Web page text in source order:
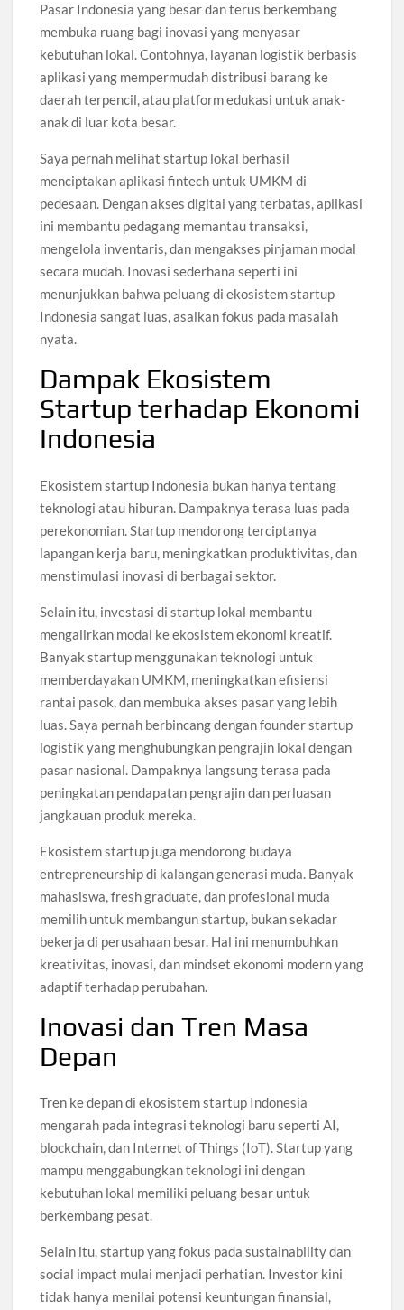
Pasar Indonesia yang besar dan terus berkembang
membuka ruang bagi inovasi yang menyasar
kebutuhan lokal. Contohnya, layanan logistik berbasis
aplikasi yang mempermudah distribusi barang ke
daerah terpencil, atau platform edukasi untuk anak-
anak di luar kota besar.
Saya pernah melihat startup lokal berhasil
menciptakan aplikasi fintech untuk UMKM di
pedesaan. Dengan akses digital yang terbatas, aplikasi
ini membantu pedagang memantau transaksi,
mengelola inventaris, dan mengakses pinjaman modal
secara mudah. Inovasi sederhana seperti ini
menunjukkan bahwa peluang di ekosistem startup
Indonesia sangat luas, asalkan fokus pada masalah
nyata.
Dampak Ekosistem
Startup terhadap Ekonomi
Indonesia
Ekosistem startup Indonesia bukan hanya tentang
teknologi atau hiburan. Dampaknya terasa luas pada
perekonomian. Startup mendorong terciptanya
lapangan kerja baru, meningkatkan produktivitas, dan
menstimulasi inovasi di berbagai sektor.
Selain itu, investasi di startup lokal membantu
mengalirkan modal ke ekosistem ekonomi kreatif.
Banyak startup menggunakan teknologi untuk
memberdayakan UMKM, meningkatkan efisiensi
rantai pasok, dan membuka akses pasar yang lebih
luas. Saya pernah berbincang dengan founder startup
logistik yang menghubungkan pengrajin lokal dengan
pasar nasional. Dampaknya langsung terasa pada
peningkatan pendapatan pengrajin dan perluasan
jangkauan produk mereka.
Ekosistem startup juga mendorong budaya
entrepreneurship di kalangan generasi muda. Banyak
mahasiswa, fresh graduate, dan profesional muda
memilih untuk membangun startup, bukan sekadar
bekerja di perusahaan besar. Hal ini menumbuhkan
kreativitas, inovasi, dan mindset ekonomi modern yang
adaptif terhadap perubahan.
Inovasi dan Tren Masa
Depan
Tren ke depan di ekosistem startup Indonesia
mengarah pada integrasi teknologi baru seperti AI,
blockchain, dan Internet of Things (IoT). Startup yang
mampu menggabungkan teknologi ini dengan
kebutuhan lokal memiliki peluang besar untuk
berkembang pesat.
Selain itu, startup yang fokus pada sustainability dan
social impact mulai menjadi perhatian. Investor kini
tidak hanya menilai potensi keuntungan finansial,